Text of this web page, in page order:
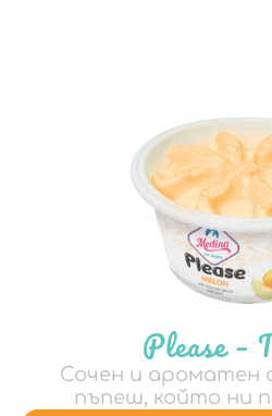
Please –
Сочен и ароматен
пъпеш, който ни